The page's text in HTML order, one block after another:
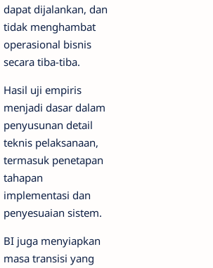
dapat dijalankan, dan
tidak menghambat
operasional bisnis
secara tiba-tiba.
Hasil uji empiris
menjadi dasar dalam
penyusunan detail
teknis pelaksanaan,
termasuk penetapan
tahapan
implementasi dan
penyesuaian sistem.
BI juga menyiapkan
masa transisi yang